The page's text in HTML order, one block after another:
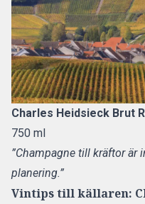
Charles Heidsieck Brut
750 ml
”Champagne till kräftor är
planering.”
Vintips till källaren: